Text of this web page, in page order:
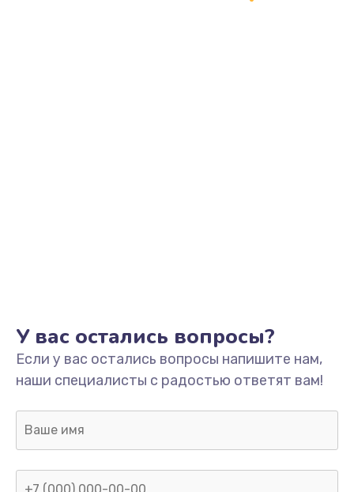
У вас остались вопросы?
Если у вас остались вопросы напишите нам,
наши специалисты с радостью ответят вам!